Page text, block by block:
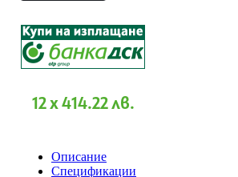
RDG54LHTA/ROG54LATT,
54
000
12 x 414.22 лв.
Описание
Спецификации